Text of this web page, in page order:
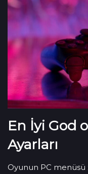
En İyi God
Ayarları
Oyunun PC